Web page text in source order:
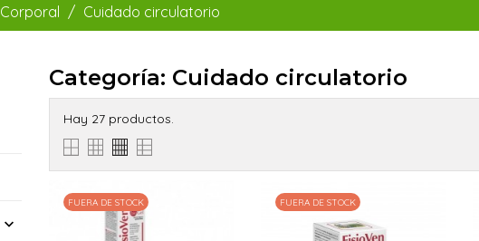
Corporal Cuidado circulatorio
keyboard_arrow_down
Categoría: Cuidado circulatorio
Hay 27 productos.
FUERA DE STOCK FUERA DE STOCK